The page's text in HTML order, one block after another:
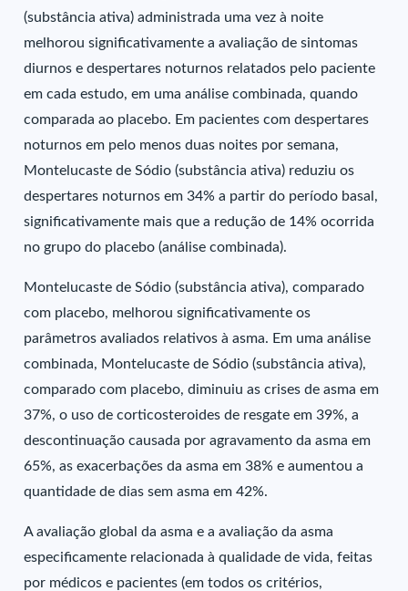
(substância ativa) administrada uma vez à noite
melhorou significativamente a avaliação de sintomas
diurnos e despertares noturnos relatados pelo paciente
em cada estudo, em uma análise combinada, quando
comparada ao placebo. Em pacientes com despertares
noturnos em pelo menos duas noites por semana,
Montelucaste de Sódio (substância ativa) reduziu os
despertares noturnos em 34% a partir do período basal,
significativamente mais que a redução de 14% ocorrida
no grupo do placebo (análise combinada).
Montelucaste de Sódio (substância ativa), comparado
com placebo, melhorou significativamente os
parâmetros avaliados relativos à asma. Em uma análise
combinada, Montelucaste de Sódio (substância ativa),
comparado com placebo, diminuiu as crises de asma em
37%, o uso de corticosteroides de resgate em 39%, a
descontinuação causada por agravamento da asma em
65%, as exacerbações da asma em 38% e aumentou a
quantidade de dias sem asma em 42%.
A avaliação global da asma e a avaliação da asma
especificamente relacionada à qualidade de vida, feitas
por médicos e pacientes (em todos os critérios,